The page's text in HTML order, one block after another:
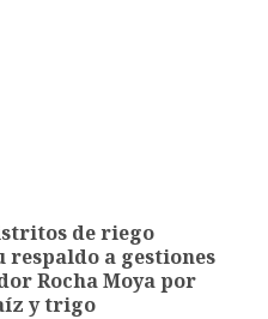
de riego
a gestiones
Rocha Moya por
y trigo